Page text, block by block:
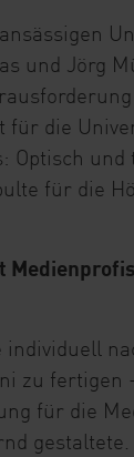
und Jörg
für die
Optisch und
für die
zu fertigen
für die
gestaltete.